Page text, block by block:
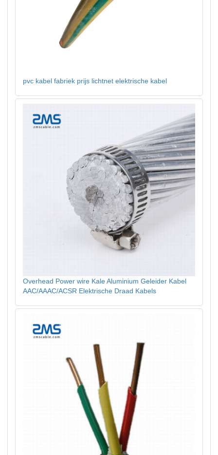
pvc kabel fabriek prijs lichtnet elektrische kabel
Overhead Power wire Kale Aluminium Geleider Kabel
AAC/AAAC/ACSR Elektrische Draad Kabels